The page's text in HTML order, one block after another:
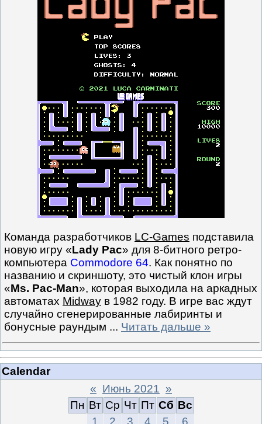
Команда разработчиков LC-Games подставила
новую игру «Lady Pac» для 8-битного ретро-
компьютера Commodore 64. Как понятно по
названию и скриншоту, это чистый клон игры
«Ms. Pac-Man», которая выходила на аркадных
автоматах Midway в 1982 году. В игре вас ждут
случайно сгенерированные лабиринты и
бонусные раундым ... Читать дальше »
Calendar
« Июнь 2021 »
Пн Вт Ср Чт Пт Сб Вс
1
2 3 4 5 6